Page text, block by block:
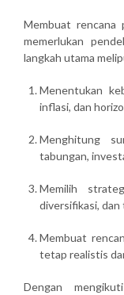
Membuat rencana
memerlukan
langkah utama
Menentukan
inflasi, dan
Menghitung
tabungan,
Memilih
diversifikasi, dan
Membuat
tetap realistis
Dengan